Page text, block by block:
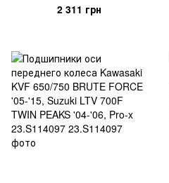
2 311 грн